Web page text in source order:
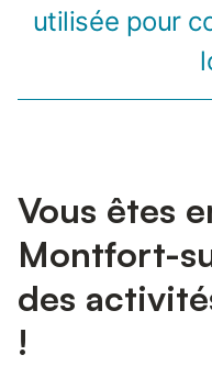
utilisée pour
Vous êtes
Montfort-
des
!